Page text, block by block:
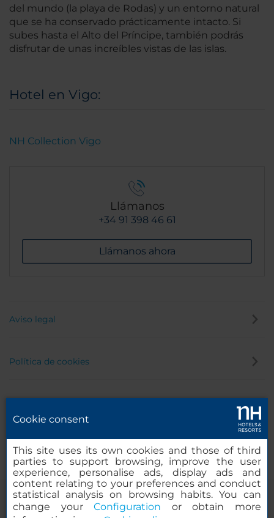
del mundo (la playa de Rodas) y un entorno natural
que se ha conservado prácticamente intacto. Si
subes hasta el Alto del Príncipe, también podrás
disfrutar de unas increíbles vistas de las islas.
Hotel en Vigo:
NH Collection Vigo
Llámanos
+34 91 398 46 61
Llámanos ahora
Aviso legal
Política de cookies
Canal de denuncias
Cookie consent
This site uses its own cookies and those of third
parties to support browsing, improve the user
experience, personalise ads, display ads and
content relating to your preferences and conduct
statistical analysis on browsing habits. You can
change yourConfiguration or obtain more